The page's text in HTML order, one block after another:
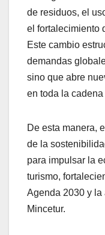
de residuos, el
el fortalecimiento
Este cambio
demandas
sino que abre
en toda la
De esta manera,
de la
para impulsar la
turismo,
Agenda 2030 y la
Mincetur.